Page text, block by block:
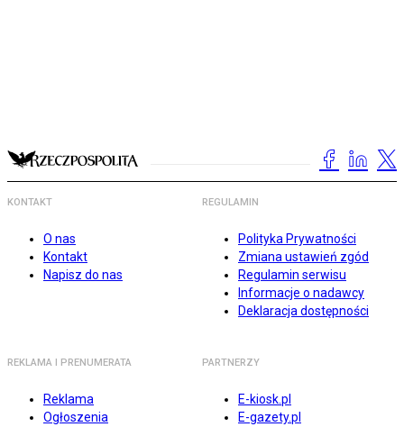
KONTAKT
O nas
Kontakt
Napisz do nas
REGULAMIN
Polityka Prywatności
Zmiana ustawień zgód
Regulamin serwisu
Informacje o nadawcy
Deklaracja dostępności
REKLAMA I PRENUMERATA
Reklama
Ogłoszenia
PARTNERZY
E-kiosk.pl
E-gazety.pl